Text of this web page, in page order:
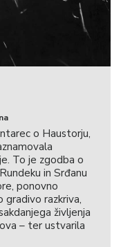
o Haustorju,
To je zgodba o
in Srđanu
ponovno
gradivo razkriva,
življenja
– ter ustvarila